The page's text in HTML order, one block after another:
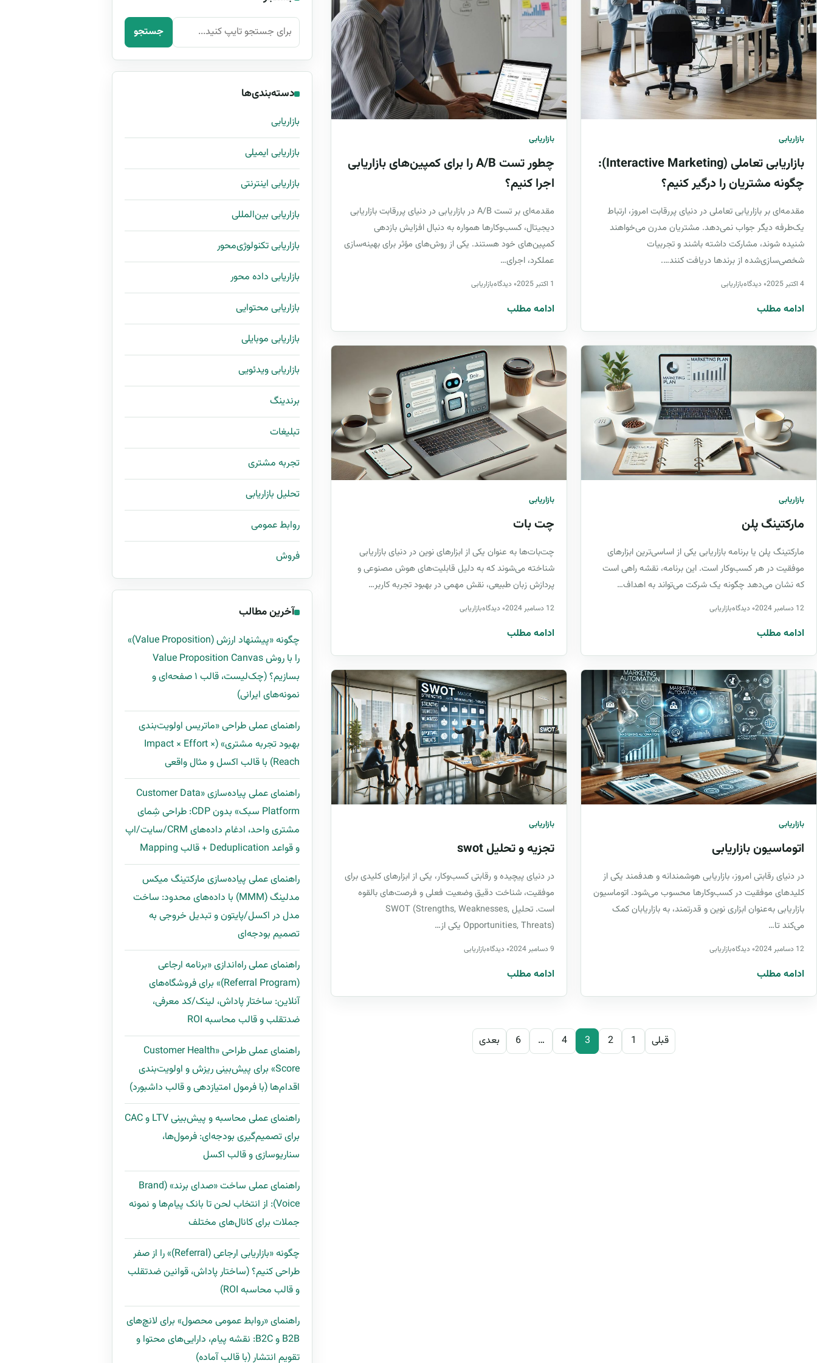
بازاریابی
بازاریابی تعاملی (Interactive Marketing):
چگونه مشتریان را درگیر کنیم؟
مقدمه‌ای بر بازاریابی تعاملی در دنیای پررقابت امروز، ارتباط
یک‌طرفه دیگر جواب نمی‌دهد. مشتریان مدرن می‌خواهند
شنیده شوند، مشارکت داشته باشند و تجربیات
شخصی‌سازی‌شده از برندها دریافت کنند….
4 اکتبر 2025 ۰ دیدگاه بازاریابی
ادامه مطلب
بازاریابی
چطور تست A/B را برای کمپین‌های بازاریابی
اجرا کنیم؟
مقدمه‌ای بر تست A/B در بازاریابی در دنیای پررقابت بازاریابی
دیجیتال، کسب‌وکارها همواره به دنبال افزایش بازدهی
کمپین‌های خود هستند. یکی از روش‌های مؤثر برای بهینه‌سازی
عملکرد، اجرای…
1 اکتبر 2025 ۰ دیدگاه بازاریابی
ادامه مطلب
بازاریابی
مارکتینگ پلن
مارکتینگ پلن یا برنامه بازاریابی یکی از اساسی‌ترین ابزارهای
موفقیت در هر کسب‌وکار است. این برنامه، نقشه راهی است
که نشان می‌دهد چگونه یک شرکت می‌تواند به اهداف…
12 دسامبر 2024 ۰ دیدگاه بازاریابی
ادامه مطلب
بازاریابی
چت بات
چت‌بات‌ها به عنوان یکی از ابزارهای نوین در دنیای بازاریابی
شناخته می‌شوند که به دلیل قابلیت‌های هوش مصنوعی و
پردازش زبان طبیعی، نقش مهمی در بهبود تجربه کاربر…
12 دسامبر 2024 ۰ دیدگاه بازاریابی
ادامه مطلب
بازاریابی
اتوماسیون بازاریابی
در دنیای رقابتی امروز، بازاریابی هوشمندانه و هدفمند یکی از
کلیدهای موفقیت در کسب‌وکارها محسوب می‌شود. اتوماسیون
بازاریابی به‌عنوان ابزاری نوین و قدرتمند، به بازاریابان کمک
می‌کند تا…
12 دسامبر 2024 ۰ دیدگاه بازاریابی
ادامه مطلب
بازاریابی
تجزیه و تحلیل swot
در دنیای پیچیده و رقابتی کسب‌وکار، یکی از ابزارهای کلیدی برای
موفقیت، شناخت دقیق وضعیت فعلی و فرصت‌های بالقوه
است. تحلیل SWOT (Strengths, Weaknesses,
Opportunities, Threats) یکی از…
9 دسامبر 2024 ۰ دیدگاه بازاریابی
ادامه مطلب
صفحه‌بندی نوشته‌ها
قبلی 1
2
3
4
…
6 بعدی
جستجو برای: جستجو
دسته‌بندی‌ها
بازاریابی
بازاریابی ایمیلی
بازاریابی اینترنتی
بازاریابی بین‌المللی
بازاریابی تکنولوژی‌محور
بازاریابی داده محور
بازاریابی محتوایی
بازاریابی موبایلی
بازاریابی ویدئویی
برندینگ
تبلیغات
تجربه مشتری
تحلیل بازاریابی
روابط عمومی
فروش
آخرین مطالب
چگونه «پیشنهاد ارزش (Value Proposition)»
را با روش Value Proposition Canvas
بسازیم؟ (چک‌لیست، قالب ۱ صفحه‌ای و
نمونه‌های ایرانی)
راهنمای عملی طراحی «ماتریس اولویت‌بندی
بهبود تجربه مشتری» (Impact × Effort ×
Reach) با قالب اکسل و مثال واقعی
راهنمای عملی پیاده‌سازی «Customer Data
Platform سبک» بدون CDP: طراحی شِمای
مشتری واحد، ادغام داده‌های CRM/سایت/اپ
و قواعد Deduplication + قالب Mapping
راهنمای عملی پیاده‌سازی مارکتینگ میکس
مدلینگ (MMM) با داده‌های محدود: ساخت
مدل در اکسل/پایتون و تبدیل خروجی به
تصمیم بودجه‌ای
راهنمای عملی راه‌اندازی «برنامه ارجاعی
(Referral Program)» برای فروشگاه‌های
آنلاین: ساختار پاداش، لینک/کد معرفی،
ضدتقلب و قالب محاسبه ROI
راهنمای عملی طراحی «Customer Health
Score» برای پیش‌بینی ریزش و اولویت‌بندی
اقدام‌ها (با فرمول امتیازدهی و قالب داشبورد)
راهنمای عملی محاسبه و پیش‌بینی LTV و CAC
برای تصمیم‌گیری بودجه‌ای: فرمول‌ها،
سناریوسازی و قالب اکسل
راهنمای عملی ساخت «صدای برند» (Brand
Voice): از انتخاب لحن تا بانک پیام‌ها و نمونه
جملات برای کانال‌های مختلف
چگونه «بازاریابی ارجاعی (Referral)» را از صفر
طراحی کنیم؟ (ساختار پاداش، قوانین ضدتقلب
و قالب محاسبه ROI)
راهنمای «روابط عمومی محصول» برای لانچ‌های
B2B و B2C: نقشه پیام، دارایی‌های محتوا و
تقویم انتشار (با قالب آماده)